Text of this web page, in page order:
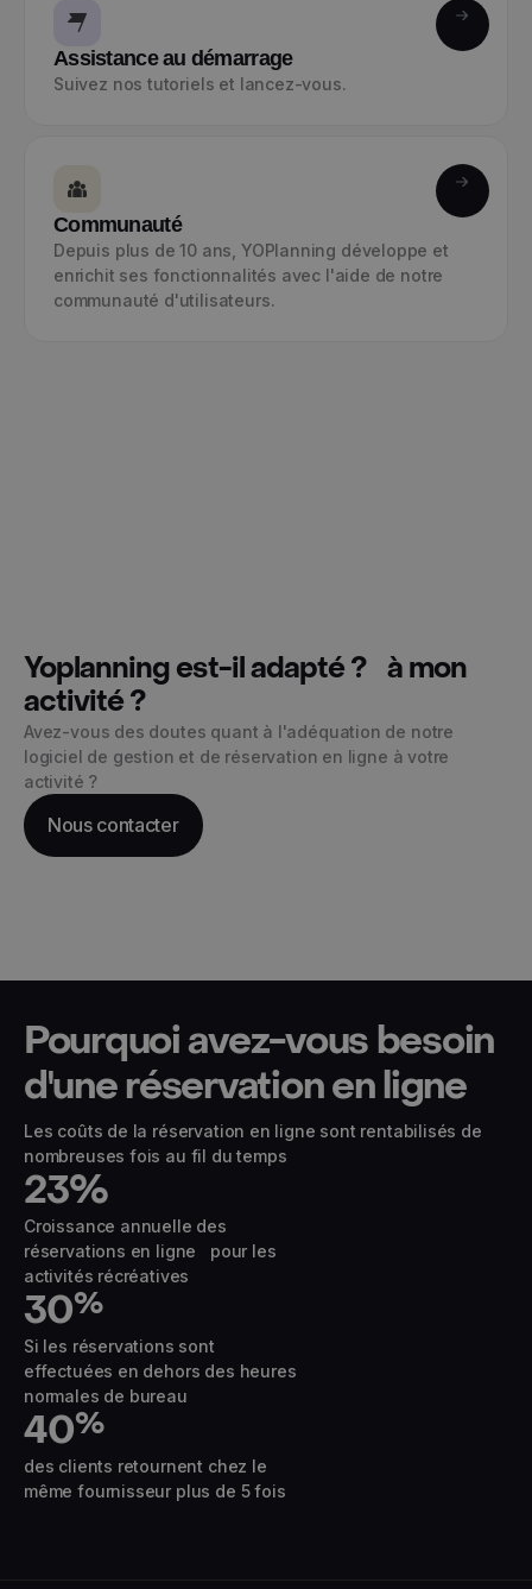
Assistance au démarrage
Suivez nos tutoriels et lancez-vous.
Communauté
Depuis plus de 10 ans, YOPlanning développe et
enrichit ses fonctionnalités avec l'aide de notre
communauté d'utilisateurs.
Yoplanning est-il adapté ? à mon
activité ?
Avez-vous des doutes quant à l'adéquation de notre
logiciel de gestion et de réservation en ligne à votre
activité ?
Nous contacter
Pourquoi avez-vous besoin
d'une réservation en ligne
Les coûts de la réservation en ligne sont rentabilisés de
nombreuses fois au fil du temps
23%
Croissance annuelle des
réservations en ligne pour les
activités récréatives
30%
Si les réservations sont
effectuées en dehors des heures
normales de bureau
40%
des clients retournent chez le
même fournisseur plus de 5 fois